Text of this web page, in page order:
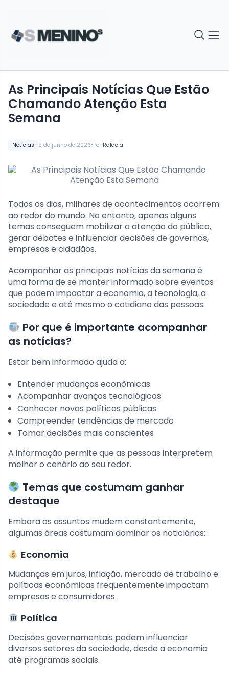
Notícias 9 de junho de 2026•Por Rafaela
As Principais Notícias Que Estão
Chamando Atenção Esta
Semana
Todos os dias, milhares de acontecimentos ocorrem
ao redor do mundo. No entanto, apenas alguns
temas conseguem mobilizar a atenção do público,
gerar debates e influenciar decisões de governos,
empresas e cidadãos.
Acompanhar as principais notícias da semana é
uma forma de se manter informado sobre eventos
que podem impactar a economia, a tecnologia, a
sociedade e até mesmo o cotidiano das pessoas.
Por que é importante acompanhar
as notícias?
Estar bem informado ajuda a:
Entender mudanças econômicas
Acompanhar avanços tecnológicos
Conhecer novas políticas públicas
Compreender tendências de mercado
Tomar decisões mais conscientes
A informação permite que as pessoas interpretem
melhor o cenário ao seu redor.
Temas que costumam ganhar
destaque
Embora os assuntos mudem constantemente,
algumas áreas costumam dominar os noticiários:
Economia
Mudanças em juros, inflação, mercado de trabalho e
políticas econômicas frequentemente impactam
empresas e consumidores.
Política
Decisões governamentais podem influenciar
diversos setores da sociedade, desde a economia
até programas sociais.